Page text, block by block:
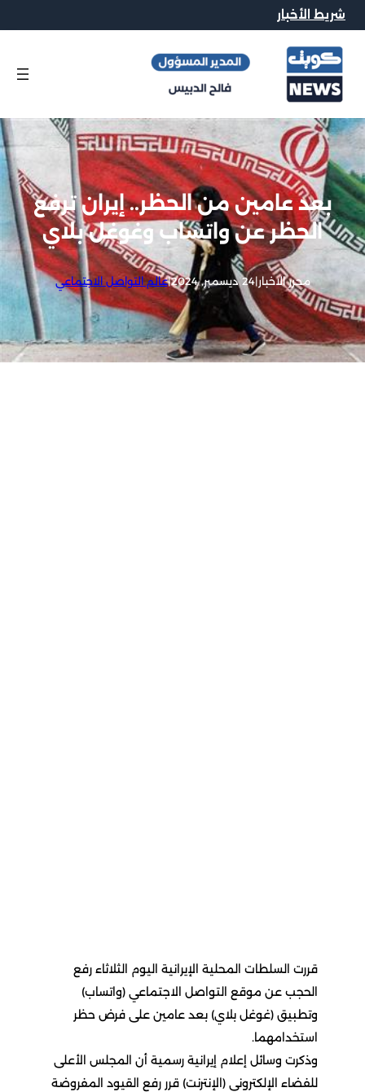
شريط الأخبار
بعد عامين من الحظر.. إيران ترفع
الحظر عن واتساب وغوغل بلاي
محرر الاخبار|24 ديسمبر, 2024 |عالم التواصل الاجتماعي
قررت السلطات المحلية الإيرانية اليوم الثلاثاء رفع
الحجب عن موقع التواصل الاجتماعي (واتساب)
وتطبيق (غوغل بلاي) بعد عامين على فرض حظر
استخدامهما.
وذكرت وسائل إعلام إيرانية رسمية أن المجلس الأعلى
للفضاء الإلكتروني (الإنترنت) قرر رفع القيود المفروضة